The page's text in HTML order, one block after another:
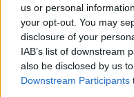
us or personal
your opt-out. You may
disclosure of your
IAB’s list of downstream
also be disclosed by us
Downstream Participants